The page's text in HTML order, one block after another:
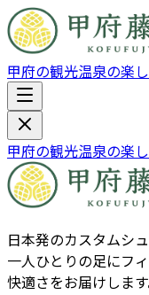
甲府の観光温泉の楽
甲府の観光温泉の楽
日本発のカスタムシ
一人ひとりの足にフ
快適さをお届けします